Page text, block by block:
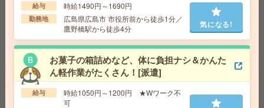
給 与 時給1230円
交通費支給
勤務地 岡山県 岡山市北区 「大安寺駅」 徒歩 4分,
「北長瀬駅」 徒歩 15分
気になる!
3ヵ月で69万円稼ぐ！病院で備品のチェックなど＊医療行
為はナシ[派遣]
給与 時給1490円～1690円
勤務地
広島県広島市 市役所前から徒歩1分／
鷹野橋駅から徒歩4分
気になる!
お菓子の箱詰めなど、体に負担ナシ＆かんた
ん軽作業がたくさん！[派遣]
給与
時給1050円～1200円 ★Wワーク不
可